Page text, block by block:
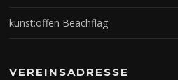
kunst:offen Beachflag
VEREINSADRESSE